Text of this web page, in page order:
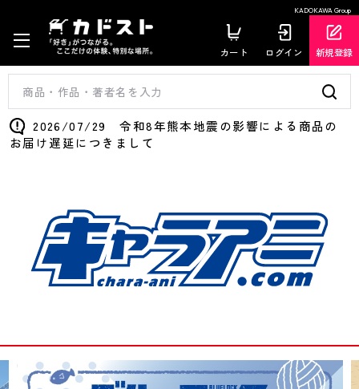
KADOKAWA Group
カート ログイン 新規登録
2026/07/29 令和8年熊本地震の影響による商品の
お届け遅延につきまして